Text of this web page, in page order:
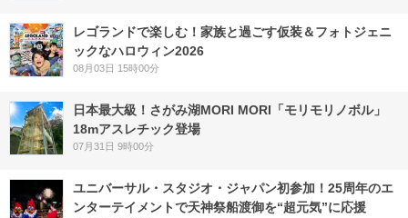
レゴランドで楽しむ！家族と過ごす仮装＆フォトジェニ
ックなハロウィン2026
08月03日 15時00分
日本最大級！さがみ湖MORI MORI「モリモリノボル」
18mアスレチック登場
07月31日 9時00分
ユニバーサル・スタジオ・ジャパン初参加！25周年のエ
ンターテイメントで天神祭船渡御を“超元気”に応援